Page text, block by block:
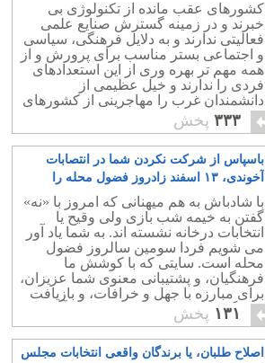
کشورهای عقب مانده از تکنولوژی بی
خبرند و در زمینه گسترش صنایع علمی
فعالیتی ندارند و به دلایل فرهنگی، سیاسی
و اجتماعی بستر مناسب برای پرورش و از
همه مهم تر بهره وری از این استعدادهای
فردی را ندارند و خیل عظیمی از
دانشمندان غرب را مهاجرینی از کشورهای
عقب افتاده تشکیل می دهند.
۳۳۳ پخش
باسپاس از شرکت نکردن شما در انتصابات
آخوندی، ۱۳ اسفند زادروز فضول محله را
فراموش نفرمایید
با شادباش به هم میهنانی که امروز با «نه»
گفتن به خیمه شب بازی ولی وقیح یا
انتخابات درخانه نشسته اند. به شما یاد آور
می شویم فردا سومین سالروز فضول
محله است. سایتی که با کوشش ما
فرهنگیان، و پشتیبانی معنوی شما عزیزان،
برای مبارزه با جهل و خرافات، و بازیافت
فرهنگ راستین عزیزمان، به وجود آمده
است.
۱۳۱ پخش
اصلاح طلبان، یا برندگان واقعی انتخابات مجلس